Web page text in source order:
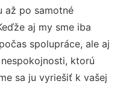
až po samotné
aj my sme iba
spolupráce, ale aj
ktorú
sa ju vyriešiť k vašej